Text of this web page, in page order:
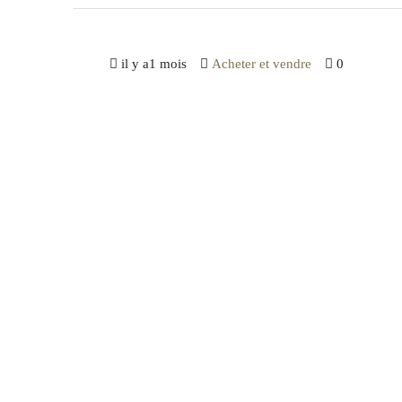
il y a1 mois Acheter et vendre 0